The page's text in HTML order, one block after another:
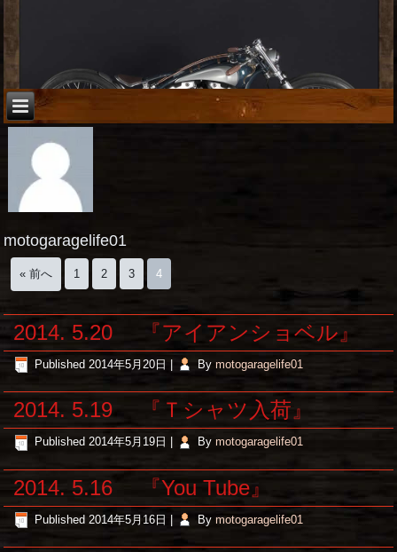
motogaragelife01
« 前へ 1 2 3 4
2014. 5.20 『アイアンショベル』
Published 2014年5月20日 By motogaragelife01
2014. 5.19 『Ｔシャツ入荷』
Published 2014年5月19日 By motogaragelife01
2014. 5.16 『You Tube』
Published 2014年5月16日 By motogaragelife01